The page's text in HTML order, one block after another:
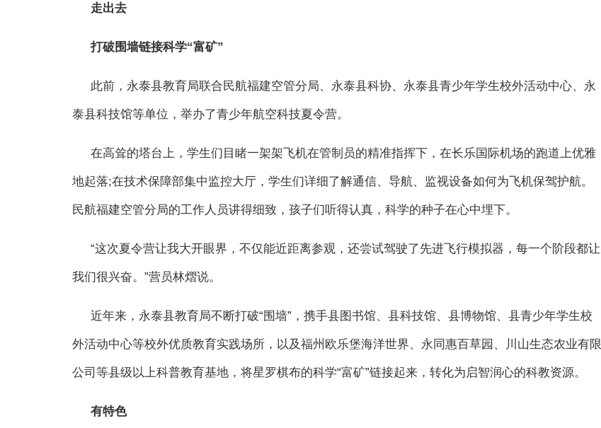
走出去
打破围墙链接科学“富矿”
此前，永泰县教育局联合民航福建空管分局、永泰县科协、永泰县青少年学生校外活动中心、永
泰县科技馆等单位，举办了青少年航空科技夏令营。
在高耸的塔台上，学生们目睹一架架飞机在管制员的精准指挥下，在长乐国际机场的跑道上优雅
地起落;在技术保障部集中监控大厅，学生们详细了解通信、导航、监视设备如何为飞机保驾护航。
民航福建空管分局的工作人员讲得细致，孩子们听得认真，科学的种子在心中埋下。
“这次夏令营让我大开眼界，不仅能近距离参观，还尝试驾驶了先进飞行模拟器，每一个阶段都让
我们很兴奋。”营员林熠说。
近年来，永泰县教育局不断打破“围墙”，携手县图书馆、县科技馆、县博物馆、县青少年学生校
外活动中心等校外优质教育实践场所，以及福州欧乐堡海洋世界、永同惠百草园、川山生态农业有限
公司等县级以上科普教育基地，将星罗棋布的科学“富矿”链接起来，转化为启智润心的科教资源。
有特色